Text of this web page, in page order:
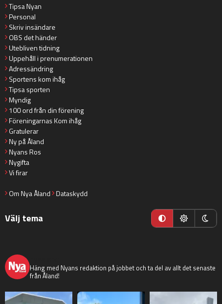
Tipsa Nyan
Personal
Skriv insändare
OBS det händer
Utebliven tidning
Uppehåll i prenumerationen
Adressändring
Sportens kom ihåg
Tipsa sporten
Myndig
100 ord från din förening
Föreningarnas Kom ihåg
Gratulerar
Ny på Åland
Nyans Ros
Nygifta
Vi firar
Om Nya Åland Dataskydd
Välj tema
Häng med Nyans redaktion på jobbet och ta del av allt det senaste
från Åland!